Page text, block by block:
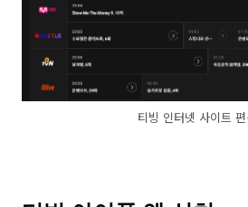
티빙 인터넷 사이트